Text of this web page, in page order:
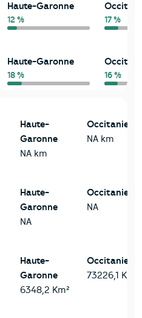
Haute-Garonne
12 % 17 %
Haute-Garonne
18 % 16 %
Haute-
Garonne
NA km
Occitanie
NA km
Haute-
Garonne
NA
Occitanie
NA
Haute-
Garonne
6348,2 Km²
Occitanie
73226,1 Km²